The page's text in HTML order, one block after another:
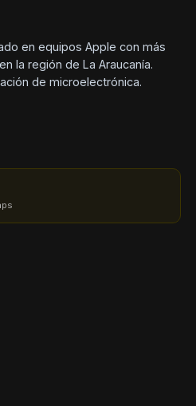
en equipos Apple con más
la región de La Araucanía.
de microelectrónica.